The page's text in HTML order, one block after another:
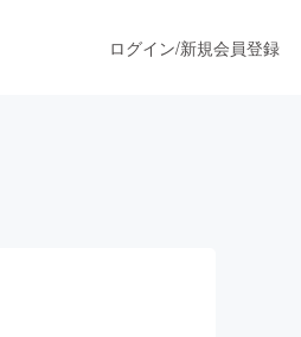
ログイン/新規会員登録